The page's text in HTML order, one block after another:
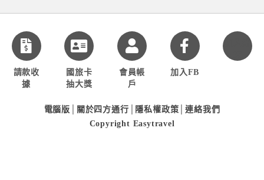
請款收
據
國旅卡
抽大獎
會員帳
戶
加入FB
加入好
電腦版 關於四方通行 隱私權政策 │連絡我們
Copyright Easytravel